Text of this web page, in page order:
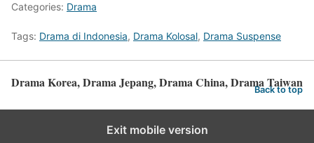
Categories: Drama
Tags: Drama di Indonesia, Drama Kolosal, Drama Suspense
Drama Korea, Drama Jepang, Drama China, Drama Taiwan
Back to top
Exit mobile version